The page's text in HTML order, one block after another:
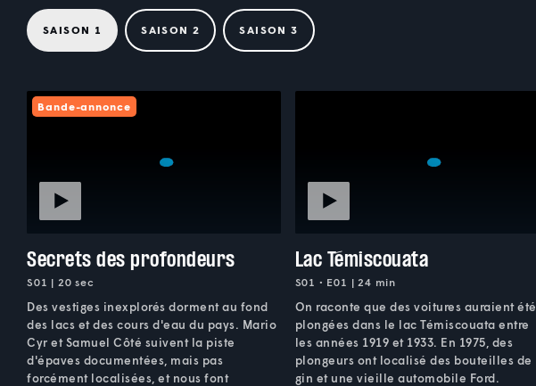
SAISON 1 SAISON 2 SAISON 3
Bande-annonce
Secrets des profondeurs
S01 | 20 sec
Des vestiges inexplorés dorment au fond
des lacs et des cours d'eau du pays. Mario
Cyr et Samuel Côté suivent la piste
d'épaves documentées, mais pas
forcément localisées, et nous font
Lac Témiscouata
S01 • E01 | 24 min
On raconte que des voitures auraient été
plongées dans le lac Témiscouata entre
les années 1919 et 1933. En 1975, des
plongeurs ont localisé des bouteilles de
gin et une vieille automobile Ford.